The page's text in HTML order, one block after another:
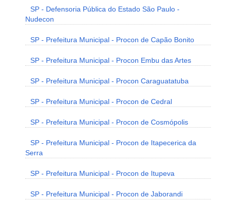
SP - Defensoria Pública do Estado São Paulo -
Nudecon
SP - Prefeitura Municipal - Procon de Capão Bonito
SP - Prefeitura Municipal - Procon Embu das Artes
SP - Prefeitura Municipal - Procon Caraguatatuba
SP - Prefeitura Municipal - Procon de Cedral
SP - Prefeitura Municipal - Procon de Cosmópolis
SP - Prefeitura Municipal - Procon de Itapecerica da
Serra
SP - Prefeitura Municipal - Procon de Itupeva
SP - Prefeitura Municipal - Procon de Jaborandi